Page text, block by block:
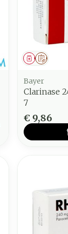
Op
Bayer
Clarinase
7
€ 9,86